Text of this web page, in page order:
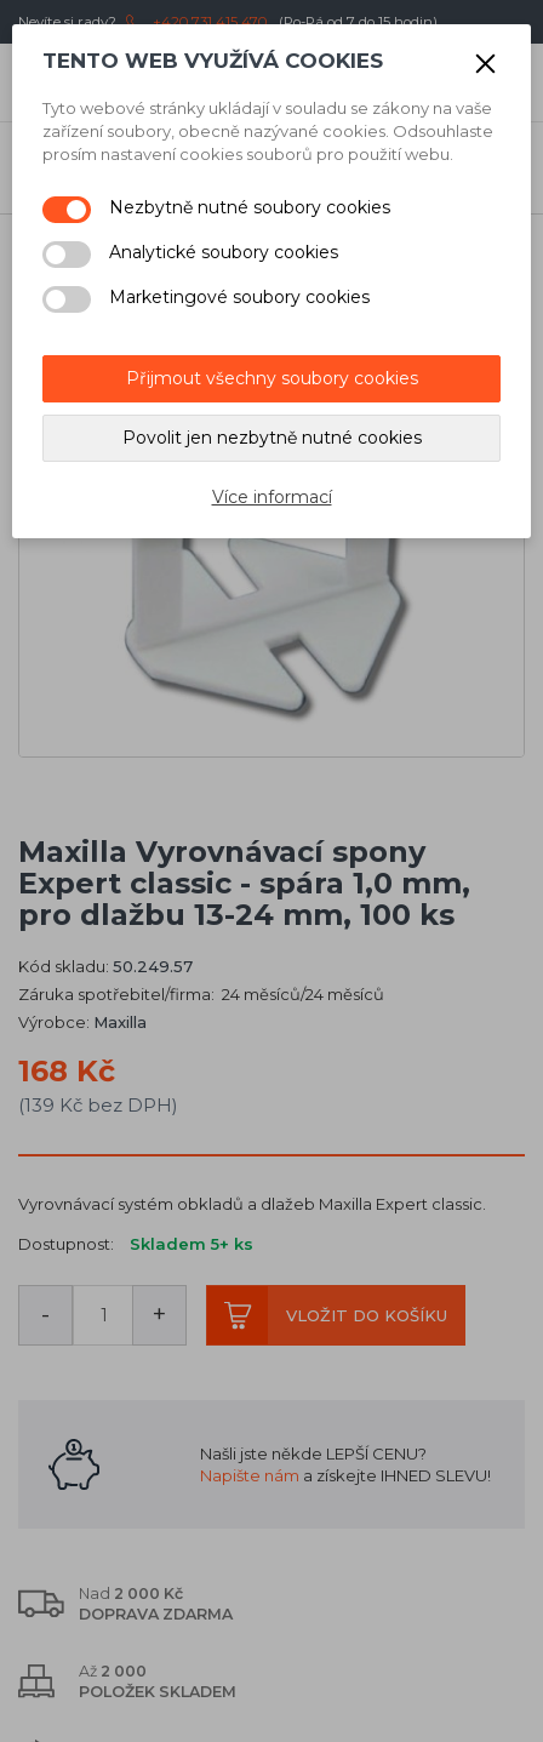
Nevíte si rady? +420 731 415 470 (Po-Pá od 7 do 15 hodin)
Úvod / Obkladači / Vyrovnávací systémy /
Spony, klipy,
podstavce
Maxilla Vyrovnávací spony Expert classic - spára 1,0 mm,
Maxilla Vyrovnávací spony
Expert classic - spára 1,0 mm,
pro dlažbu 13-24 mm, 100 ks
Kód skladu: 50.249.57
Záruka spotřebitel/firma: 24 měsíců/24 měsíců
Výrobce: Maxilla
168 Kč
(139 Kč bez DPH)
Vyrovnávací systém obkladů a dlažeb Maxilla Expert classic.
Dostupnost: Skladem 5+ ks
- + VLOŽIT DO KOŠÍKU
Našli jste někde LEPŠÍ CENU?
Napište nám a získejte IHNED SLEVU!
Nad 2 000 Kč
DOPRAVA ZDARMA
Až 2 000
POLOŽEK SKLADEM
TENTO WEB VYUŽÍVÁ COOKIES
Tyto webové stránky ukládají v souladu se zákony na vaše
zařízení soubory, obecně nazývané cookies. Odsouhlaste
prosím nastavení cookies souborů pro použití webu.
Nezbytně nutné soubory cookies
Analytické soubory cookies
Marketingové soubory cookies
Přijmout všechny soubory cookies
Povolit jen nezbytně nutné cookies
Více informací